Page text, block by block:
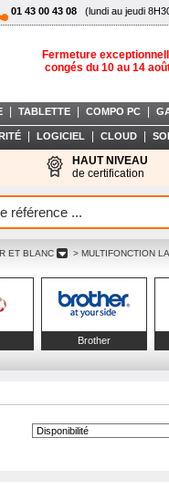
01 43 00 43 08 (lundi au jeudi
Fermeture
congés du 10 au 14
TABLETTE COMPO PC
LOGICIEL CLOUD
HAUT NIVEAU
de certification
ET BLANC > MULTIFONCTION
Brother